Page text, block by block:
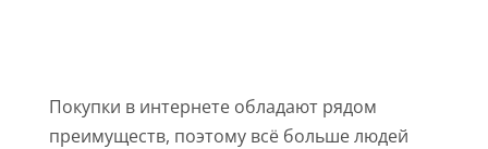
Покупки в интернете обладают рядом
преимуществ, поэтому всё больше людей